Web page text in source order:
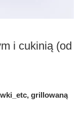
i cukinią (od
grillowaną